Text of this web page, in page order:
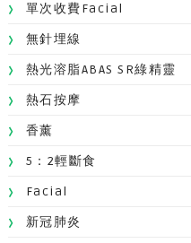
單次收費facial
無針埋線
熱光溶脂ABAS SR綠精靈
熱石按摩
香薰
5：2輕斷食
Facial
新冠肺炎